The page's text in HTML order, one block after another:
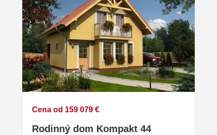
Cena od 159 079 €
Rodinný dom Kompakt 44